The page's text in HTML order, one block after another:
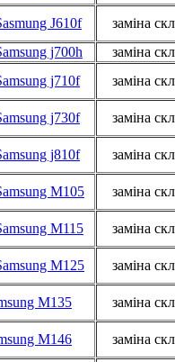
J610f
заміна
j700h
заміна
j710f заміна
j730f заміна
j810f заміна
M105 заміна
M115 заміна
M125 заміна
M135 заміна
M146 заміна